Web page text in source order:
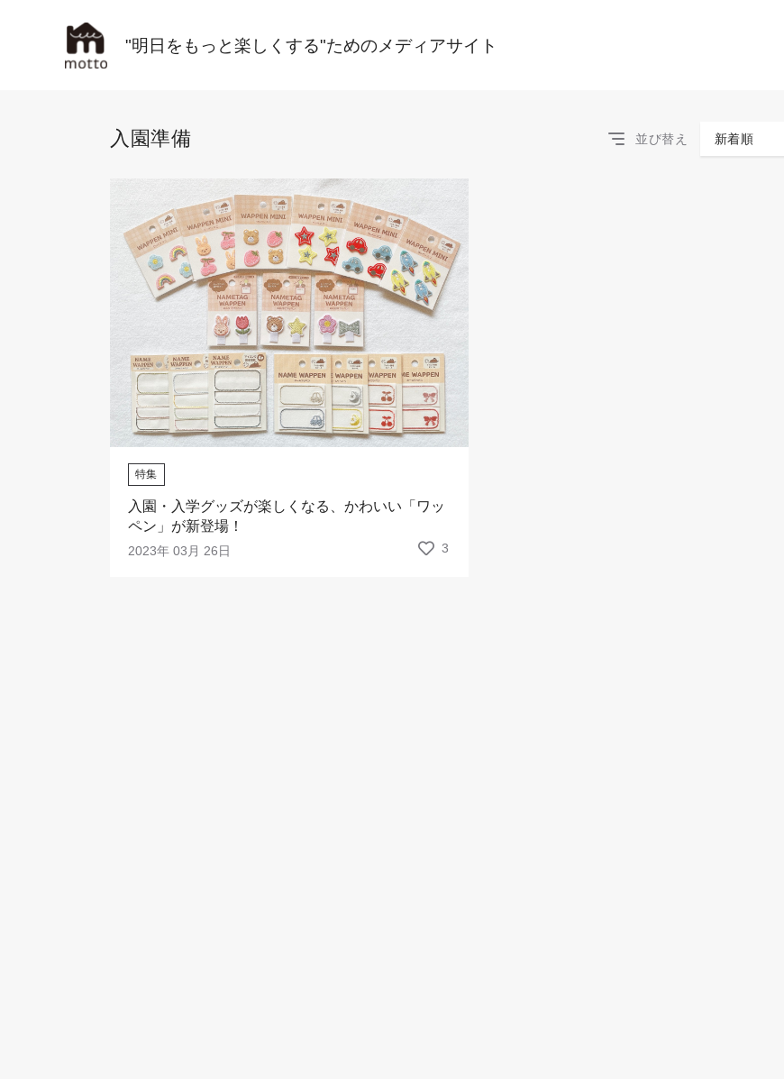
"明日をもっと楽しくする"ためのメディアサイト
入園準備 並び替え 新着順
特集
入園・入学グッズが楽しくなる、かわいい「ワッ
ペン」が新登場！
2023年 03月 26日 3